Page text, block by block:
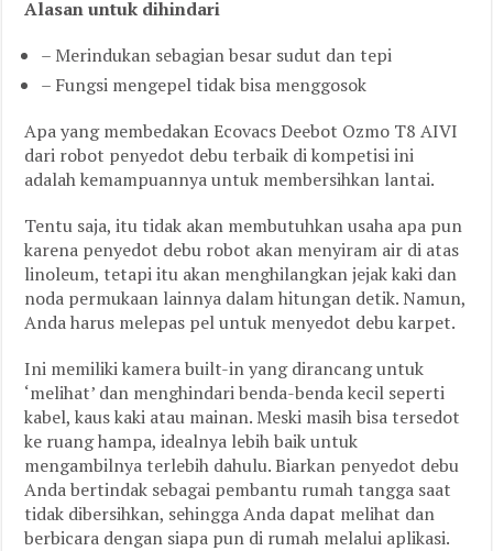
Alasan untuk dihindari
– Merindukan sebagian besar sudut dan tepi
– Fungsi mengepel tidak bisa menggosok
Apa yang membedakan Ecovacs Deebot Ozmo T8 AIVI
dari robot penyedot debu terbaik di kompetisi ini
adalah kemampuannya untuk membersihkan lantai.
Tentu saja, itu tidak akan membutuhkan usaha apa pun
karena penyedot debu robot akan menyiram air di atas
linoleum, tetapi itu akan menghilangkan jejak kaki dan
noda permukaan lainnya dalam hitungan detik. Namun,
Anda harus melepas pel untuk menyedot debu karpet.
Ini memiliki kamera built-in yang dirancang untuk
‘melihat’ dan menghindari benda-benda kecil seperti
kabel, kaus kaki atau mainan. Meski masih bisa tersedot
ke ruang hampa, idealnya lebih baik untuk
mengambilnya terlebih dahulu. Biarkan penyedot debu
Anda bertindak sebagai pembantu rumah tangga saat
tidak dibersihkan, sehingga Anda dapat melihat dan
berbicara dengan siapa pun di rumah melalui aplikasi.